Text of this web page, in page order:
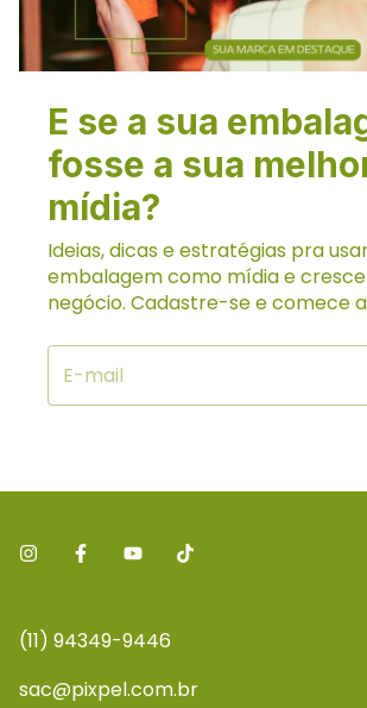
E se a sua
fosse a sua
mídia?
Ideias, dicas e estratégias pra
embalagem como mídia e
negócio. Cadastre-se e comece
(11) 94349-9446
sac@pixpel.com.br